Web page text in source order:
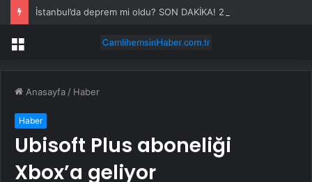
Menü
Anasayfa / Haber
Haber
Ubisoft Plus aboneliği
Xbox’a geliyor